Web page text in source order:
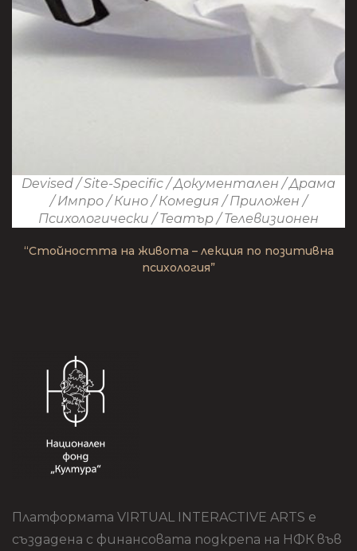
Devised/Site-Specific/Документален /Драма
/Импро/Кино/Комедия /Приложен /
Психологически /Театър/Телевизионен
“Стойността на живота – лекция по позитивна
психология”
Платформата VIRTUAL INTERACTIVE ARTS е
създадена с финансовата подкрепа на НФК във